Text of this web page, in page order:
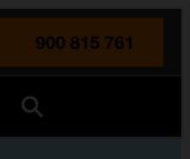
900 815 761